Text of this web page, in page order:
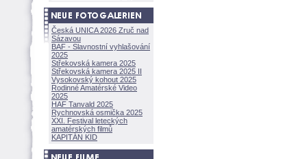
Česká UNICA 2026 Zruč nad
Sázavou
BAF - Slavnostní vyhlašování
2025
Střekovská kamera 2025
Střekovská kamera 2025 II
Vysokovský kohout 2025
Rodinné Amatérské Video
2025
HAF Tanvald 2025
Rychnovská osmička 2025
XXI. Festival leteckých
amatérských filmů
KAPITÁN KID